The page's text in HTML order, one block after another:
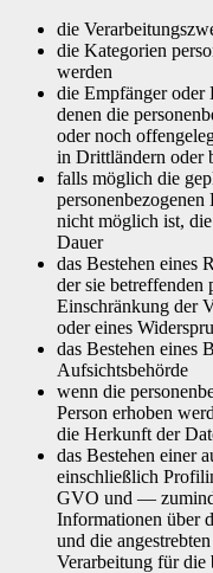
die
die Kategorien
werden
die Empfänger oder
denen die
oder noch
in Drittländern oder
falls möglich die
nicht möglich ist,
Dauer
das Bestehen eines
der sie betreffenden
Einschränkung der
oder eines
das Bestehen eines
Aufsichtsbehörde
wenn die
Person erhoben
die Herkunft der
das Bestehen einer
einschließlich
GVO und —
Informationen über
und die
Verarbeitung für die